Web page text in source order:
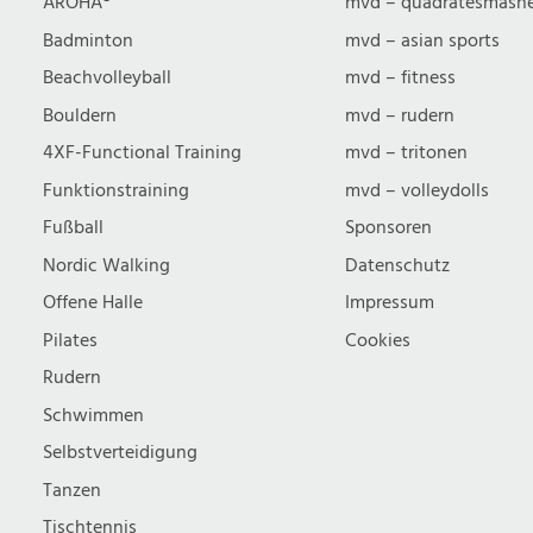
Badminton
Beachvolleyball
Bouldern
4XF-Functional Training
Funktionstraining
Fußball
Nordic Walking
Offene Halle
Pilates
Rudern
Schwimmen
Selbstverteidigung
Tanzen
Tischtennis
mvd – asian sports
mvd – fitness
mvd – rudern
mvd – tritonen
mvd – volleydolls
Sponsoren
Datenschutz
Impressum
Cookies